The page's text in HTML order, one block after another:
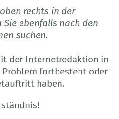
rechts in der
ebenfalls nach den
suchen.
der Internetredaktion in
fortbesteht oder
haben.